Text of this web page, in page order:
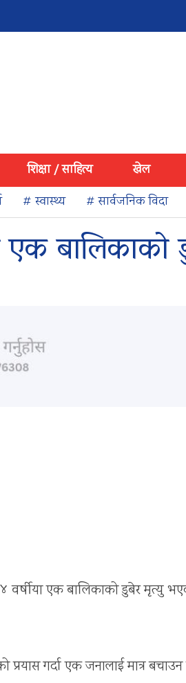
शिक्षा / साहित्य खेल
# स्वास्थ्य # सार्वजनिक विदा
एक बालिकाको
वर्षीया एक बालिकाको डुबेर मृत्यु
प्रयास गर्दा एक जनालाई मात्र